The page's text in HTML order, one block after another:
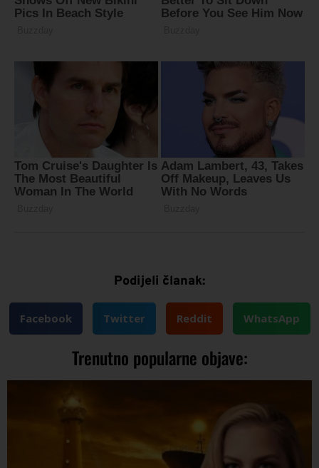
Podijeli članak:
Facebook Twitter Reddit WhatsApp
Trenutno popularne objave: